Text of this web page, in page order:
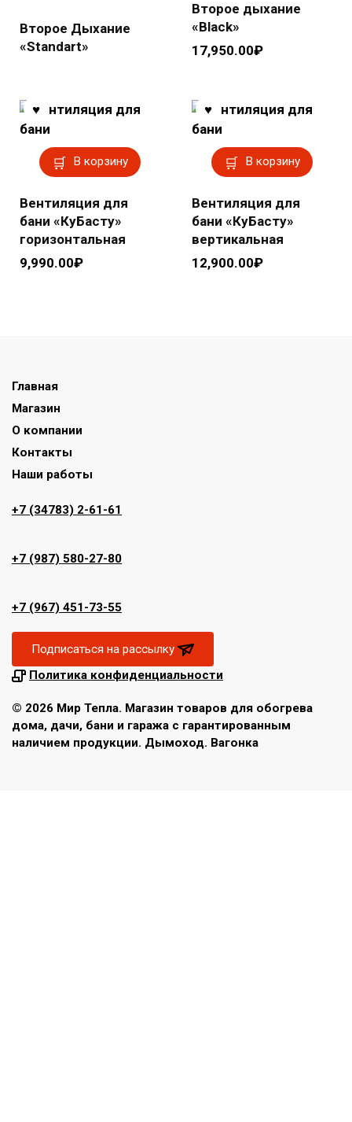
Второе Дыхание
«Standart»
Второе дыхание
«Black»
17,950.00₽
В корзину
Вентиляция для
бани «КуБасту»
горизонтальная
9,990.00₽
В корзину
Вентиляция для
бани «КуБасту»
вертикальная
12,900.00₽
Главная
Магазин
О компании
Контакты
Наши работы
+7 (34783) 2-61-61
+7 (987) 580-27-80
+7 (967) 451-73-55
Подписаться на рассылку
Политика конфиденциальности
© 2026 Мир Тепла. Магазин товаров для обогрева
дома, дачи, бани и гаража с гарантированным
наличием продукции. Дымоход. Вагонка